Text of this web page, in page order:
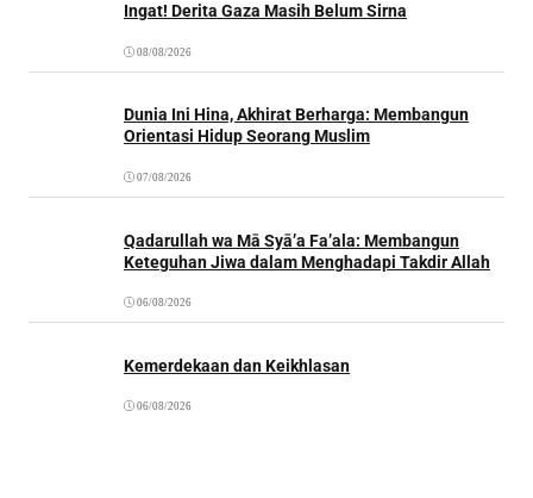
Ingat! Derita Gaza Masih Belum Sirna
08/08/2026
Dunia Ini Hina, Akhirat Berharga: Membangun
Orientasi Hidup Seorang Muslim
07/08/2026
Qadarullah wa Mā Syā’a Fa’ala: Membangun
Keteguhan Jiwa dalam Menghadapi Takdir Allah
06/08/2026
Kemerdekaan dan Keikhlasan
06/08/2026